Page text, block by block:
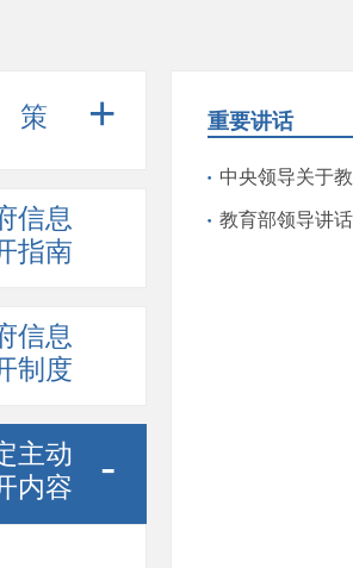
策 +
信息
指南
信息
制度
主动
内容
-
重要讲话
中央领导关于
教育部领导讲话